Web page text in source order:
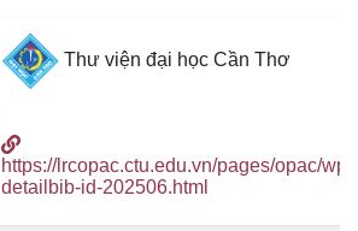
Thư viện đại học Cần Thơ
https://lrcopac.ctu.edu.vn/pages/opac/
detailbib-id-202506.html